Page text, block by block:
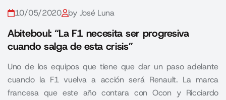
10/05/2020 by José Luna
Abiteboul: “La F1 necesita ser progresiva
cuando salga de esta crisis”
Uno de los equipos que tiene que dar un paso adelante
cuando la F1 vuelva a acción será Renault. La marca
francesa que este año contara con Ocon y Ricciardo